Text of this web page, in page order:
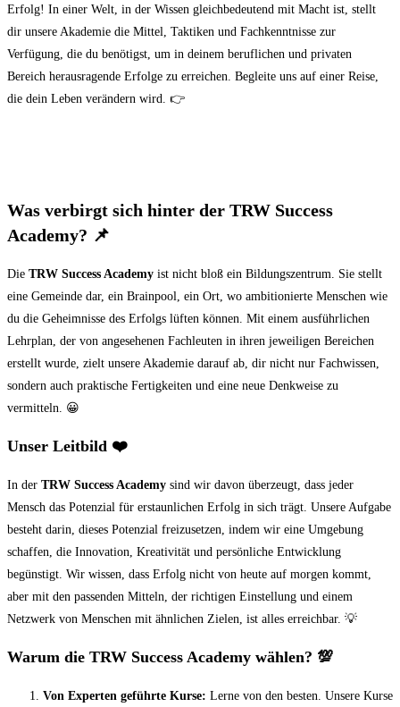
Erfolg! In einer Welt, in der Wissen gleichbedeutend mit Macht ist, stellt
dir unsere Akademie die Mittel, Taktiken und Fachkenntnisse zur
Verfügung, die du benötigst, um in deinem beruflichen und privaten
Bereich herausragende Erfolge zu erreichen. Begleite uns auf einer Reise,
die dein Leben verändern wird. 👉
Was verbirgt sich hinter der TRW Success
Academy? 📌
Die TRW Success Academy ist nicht bloß ein Bildungszentrum. Sie stellt
eine Gemeinde dar, ein Brainpool, ein Ort, wo ambitionierte Menschen wie
du die Geheimnisse des Erfolgs lüften können. Mit einem ausführlichen
Lehrplan, der von angesehenen Fachleuten in ihren jeweiligen Bereichen
erstellt wurde, zielt unsere Akademie darauf ab, dir nicht nur Fachwissen,
sondern auch praktische Fertigkeiten und eine neue Denkweise zu
vermitteln. 😀
Unser Leitbild ❤️
In der TRW Success Academy sind wir davon überzeugt, dass jeder
Mensch das Potenzial für erstaunlichen Erfolg in sich trägt. Unsere Aufgabe
besteht darin, dieses Potenzial freizusetzen, indem wir eine Umgebung
schaffen, die Innovation, Kreativität und persönliche Entwicklung
begünstigt. Wir wissen, dass Erfolg nicht von heute auf morgen kommt,
aber mit den passenden Mitteln, der richtigen Einstellung und einem
Netzwerk von Menschen mit ähnlichen Zielen, ist alles erreichbar. 💡
Warum die TRW Success Academy wählen? 💯
Von Experten geführte Kurse: Lerne von den besten. Unsere Kurse